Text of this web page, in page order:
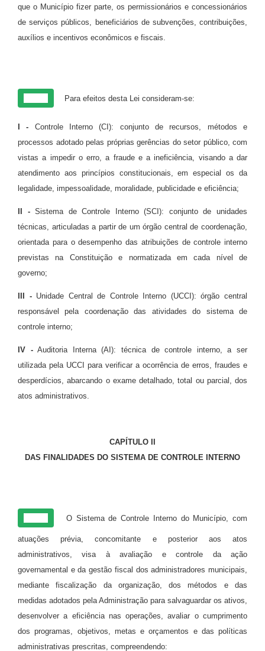
que o Município fizer parte, os permissionários e concessionários
de serviços públicos, beneficiários de subvenções, contribuições,
auxílios e incentivos econômicos e fiscais.
Para efeitos desta Lei consideram-se:
I - Controle Interno (CI): conjunto de recursos, métodos e
processos adotado pelas próprias gerências do setor público, com
vistas a impedir o erro, a fraude e a ineficiência, visando a dar
atendimento aos princípios constitucionais, em especial os da
legalidade, impessoalidade, moralidade, publicidade e eficiência;
II -Sistema de Controle Interno (SCI): conjunto de unidades
técnicas, articuladas a partir de um órgão central de coordenação,
orientada para o desempenho das atribuições de controle interno
previstas na Constituição e normatizada em cada nível de
governo;
III -Unidade Central de Controle Interno (UCCI): órgão central
responsável pela coordenação das atividades do sistema de
controle interno;
IV -Auditoria Interna (AI): técnica de controle interno, a ser
utilizada pela UCCI para verificar a ocorrência de erros, fraudes e
desperdícios, abarcando o exame detalhado, total ou parcial, dos
atos administrativos.
CAPÍTULO II
DAS FINALIDADES DO SISTEMA DE CONTROLE INTERNO
O Sistema de Controle Interno do Município, com
atuações prévia, concomitante e posterior aos atos
administrativos, visa à avaliação e controle da ação
governamental e da gestão fiscal dos administradores municipais,
mediante fiscalização da organização, dos métodos e das
medidas adotados pela Administração para salvaguardar os ativos,
desenvolver a eficiência nas operações, avaliar o cumprimento
dos programas, objetivos, metas e orçamentos e das políticas
administrativas prescritas, compreendendo: